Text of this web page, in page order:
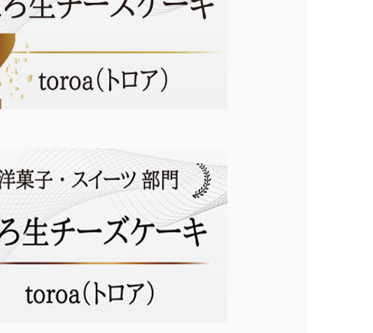
会員登録
〒599-8237
堺市中区深井水池町3210-1
10:00〜17:00（平日）